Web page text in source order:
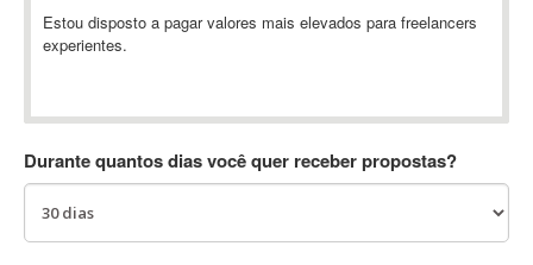
Ableton Push
Abstract
AC3
Estou disposto a pagar valores mais elevados para freelancers
experientes.
Durante quantos dias você quer receber propostas?